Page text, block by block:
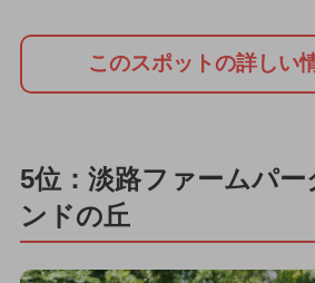
このスポットの詳しい
5位：淡路ファームパ
ンドの丘